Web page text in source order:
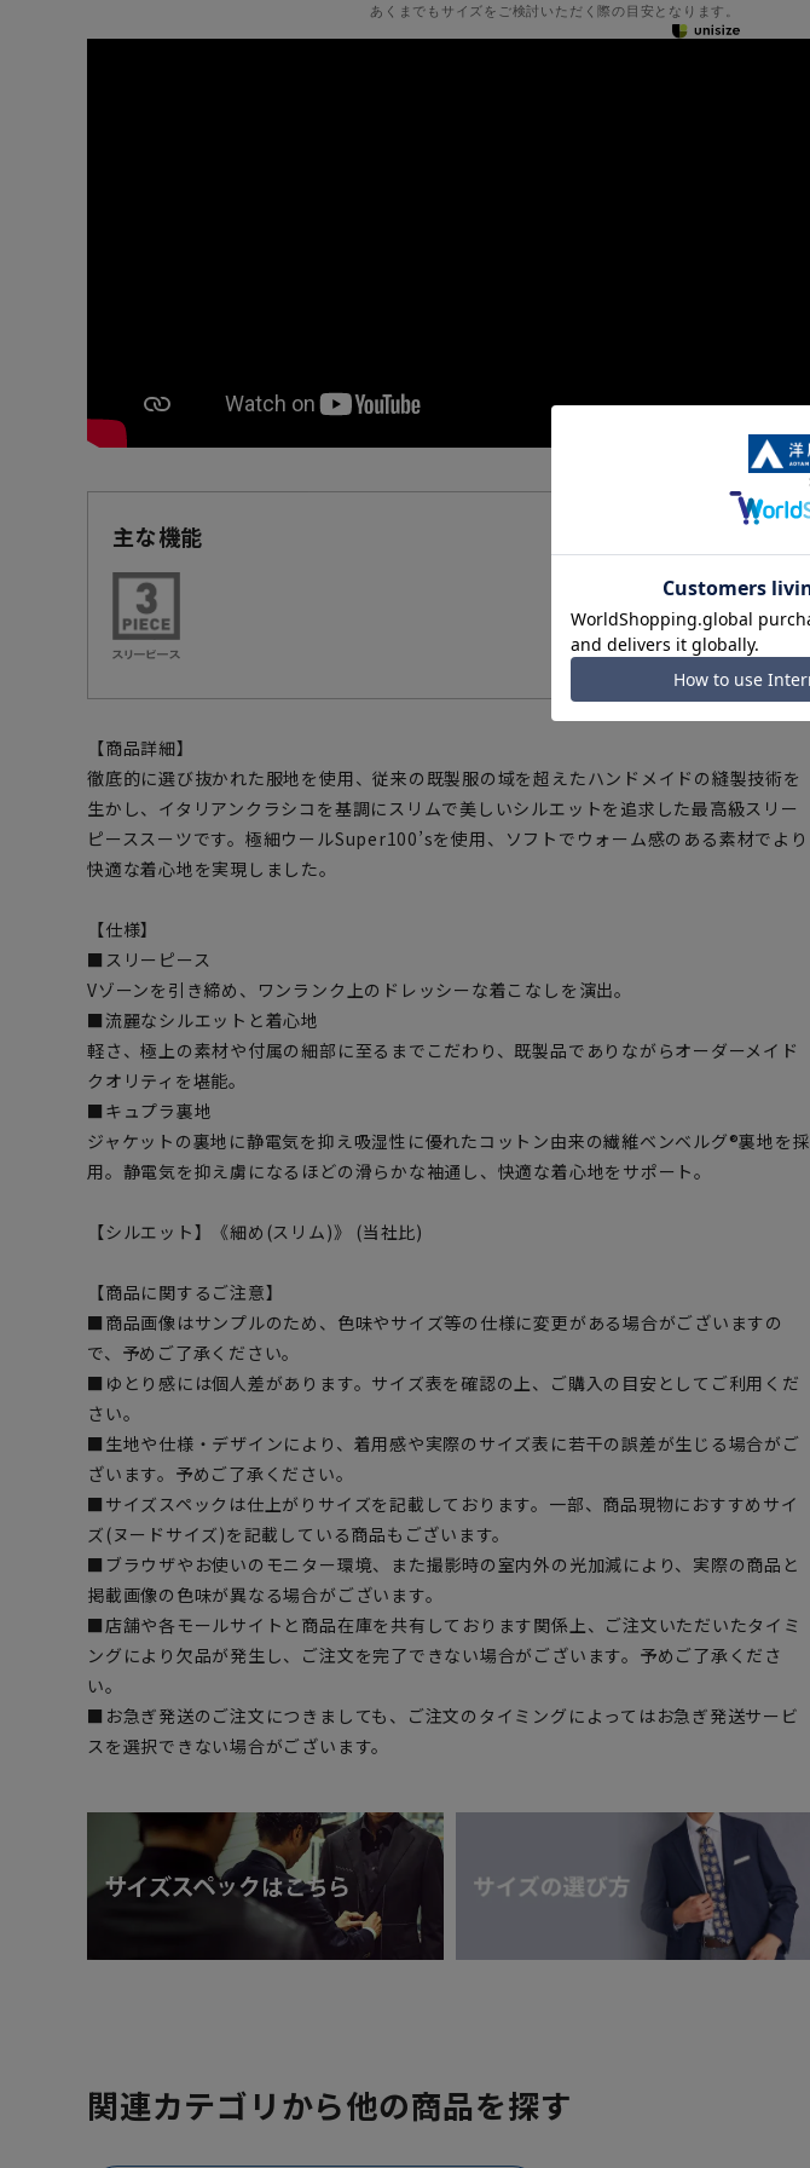
あくまでもサイズをご検討いただく際の目安となります。
主な機能
【商品詳細】
徹底的に選び抜かれた服地を使用、従来の既製服の域を超えたハンドメイドの縫製技術を
生かし、イタリアンクラシコを基調にスリムで美しいシルエットを追求した最高級スリー
ピーススーツです。極細ウールSuper100’sを使用、ソフトでウォーム感のある素材でより
快適な着心地を実現しました。
【仕様】
■スリーピース
Vゾーンを引き締め、ワンランク上のドレッシーな着こなしを演出。
■流麗なシルエットと着心地
軽さ、極上の素材や付属の細部に至るまでこだわり、既製品でありながらオーダーメイド
クオリティを堪能。
■キュプラ裏地
ジャケットの裏地に静電気を抑え吸湿性に優れたコットン由来の繊維ベンベルグ®裏地を採
用。静電気を抑え虜になるほどの滑らかな袖通し、快適な着心地をサポート。
【シルエット】《細め(スリム)》 (当社比)
【商品に関するご注意】
■商品画像はサンプルのため、色味やサイズ等の仕様に変更がある場合がございますの
で、予めご了承ください。
■ゆとり感には個人差があります。サイズ表を確認の上、ご購入の目安としてご利用くだ
さい。
■生地や仕様・デザインにより、着用感や実際のサイズ表に若干の誤差が生じる場合がご
ざいます。予めご了承ください。
■サイズスペックは仕上がりサイズを記載しております。一部、商品現物におすすめサイ
ズ(ヌードサイズ)を記載している商品もございます。
■ブラウザやお使いのモニター環境、また撮影時の室内外の光加減により、実際の商品と
掲載画像の色味が異なる場合がございます。
■店舗や各モールサイトと商品在庫を共有しております関係上、ご注文いただいたタイミ
ングにより欠品が発生し、ご注文を完了できない場合がございます。予めご了承くださ
い。
■お急ぎ発送のご注文につきましても、ご注文のタイミングによってはお急ぎ発送サービ
スを選択できない場合がございます。
関連カテゴリから他の商品を探す